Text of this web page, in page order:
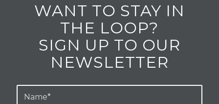
WANT TO STAY IN
THE LOOP?
SIGN UP TO OUR
NEWSLETTER